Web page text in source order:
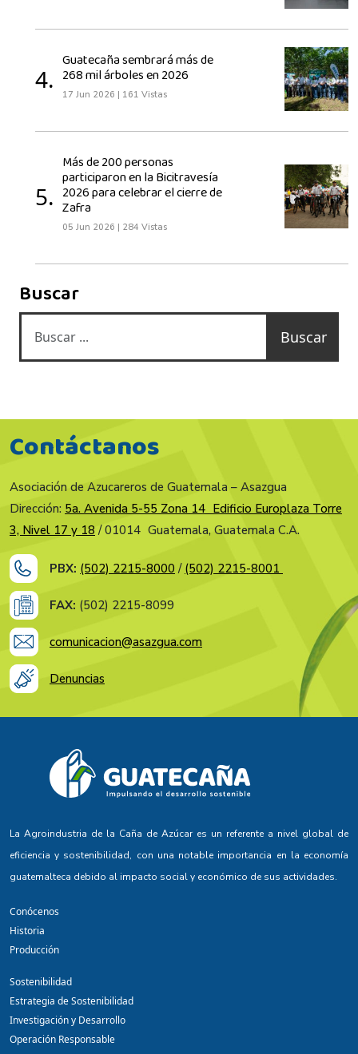
4.
Guatecaña sembrará más de
268 mil árboles en 2026
17 Jun 2026 | 161 Vistas
5.
Más de 200 personas
participaron en la Bicitravesía
2026 para celebrar el cierre de
Zafra
05 Jun 2026 | 284 Vistas
Buscar
Buscar
Contáctanos
Asociación de Azucareros de Guatemala – Asazgua
Dirección: 5a. Avenida 5-55 Zona 14 Edificio Europlaza Torre
3, Nivel 17 y 18 / 01014 Guatemala, Guatemala C.A.
PBX: (502) 2215-8000 / (502) 2215-8001
FAX: (502) 2215-8099
comunicacion@asazgua.com
Denuncias
La Agroindustria de la Caña de Azúcar es un referente a nivel global de
eficiencia y sostenibilidad, con una notable importancia en la economía
guatemalteca debido al impacto social y económico de sus actividades.
Conócenos
Historia
Producción
Sostenibilidad
Estrategia de Sostenibilidad
Investigación y Desarrollo
Operación Responsable